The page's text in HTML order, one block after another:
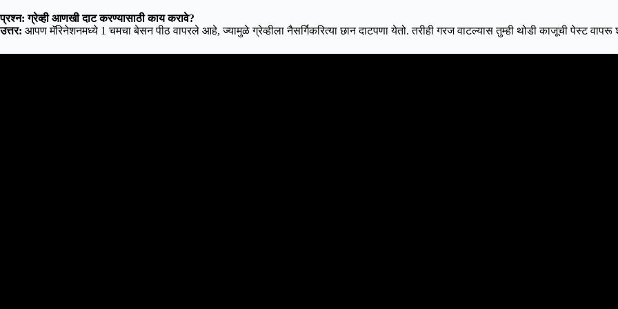
प्रश्न: ग्रेव्ही आणखी दाट करण्यासाठी काय करावे?
उत्तर: आपण मॅरिनेशनमध्ये 1 चमचा बेसन पीठ वापरले आहे, ज्यामुळे ग्रेव्हीला नैसर्गिकरित्या छान दाटपणा येतो. तरीही गरज वाटल्यास तुम्ही थोडी काजूची पेस्ट वापरू